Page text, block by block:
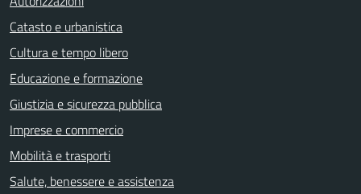
Catasto e urbanistica
Cultura e tempo libero
Educazione e formazione
Giustizia e sicurezza pubblica
Imprese e commercio
Mobilità e trasporti
Salute, benessere e assistenza